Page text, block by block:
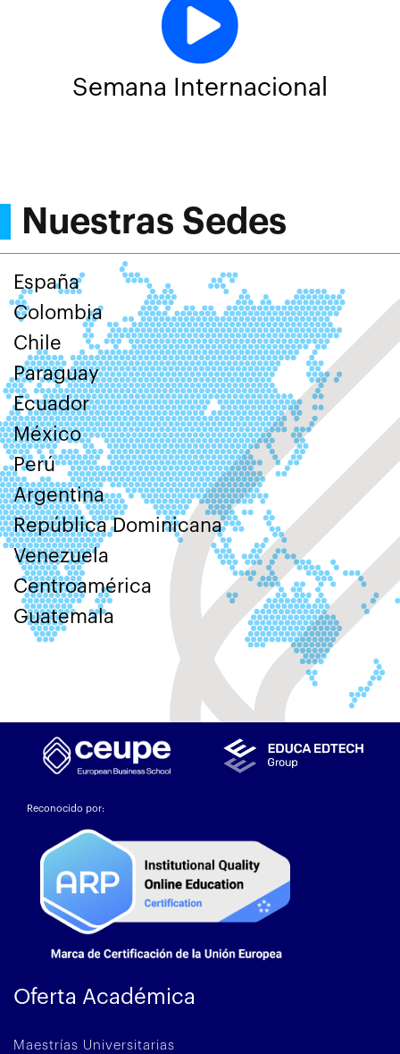
Semana Internacional
Nuestras Sedes
España
Colombia
Chile
Paraguay
Ecuador
México
Perú
Argentina
República Dominicana
Venezuela
Centroamérica
Guatemala
Reconocido por:
Oferta Académica
Maestrías Universitarias